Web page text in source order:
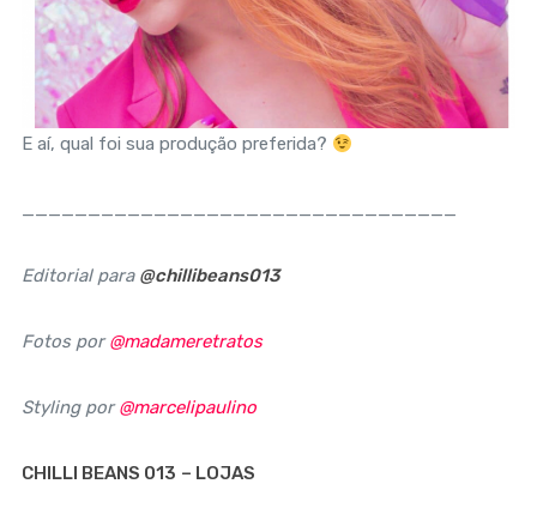
E aí, qual foi sua produção preferida?
_________________________________
Editorial para @chillibeans013
Fotos por@madameretratos
Styling por@marcelipaulino
CHILLI BEANS 013 – LOJAS